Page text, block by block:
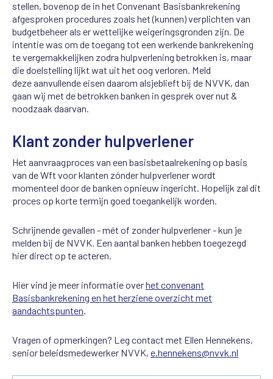
stellen, bovenop de in het Convenant Basisbankrekening
afgesproken procedures zoals het (kunnen) verplichten van
budgetbeheer als er wettelijke weigeringsgronden zijn. De
intentie was om de toegang tot een werkende bankrekening
te vergemakkelijken zodra hulpverlening betrokken is, maar
die doelstelling lijkt wat uit het oog verloren. Meld
deze aanvullende eisen daarom alsjeblieft bij de NVVK, dan
gaan wij met de betrokken banken in gesprek over nut &
noodzaak daarvan.
Klant zonder hulpverlener
Het aanvraagproces van een basisbetaalrekening op basis
van de Wft voor klanten zónder hulpverlener wordt
momenteel door de banken opnieuw ingericht. Hopelijk zal dit
proces op korte termijn goed toegankelijk worden.
Schrijnende gevallen - mét of zonder hulpverlener - kun je
melden bij de NVVK. Een aantal banken hebben toegezegd
hier direct op te acteren.
Hier vind je meer informatie overhet convenant
Basisbankrekening en het herziene overzicht met
aandachtspunten
Vragen of opmerkingen? Leg contact met Ellen Hennekens,
senior beleidsmedewerker NVVK, e.hennekens@nvvk.nl